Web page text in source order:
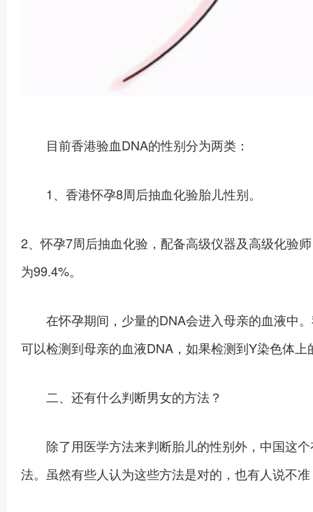
目前香港验血DNA的性别分为两类：
1、香港怀孕8周后抽血化验胎儿性别。
2、怀孕7周后抽血化验，配备高级仪器及高级化验
为99.4%。
在怀孕期间，少量的DNA会进入母亲的血液中。
可以检测到母亲的血液DNA，如果检测到Y染色体
二、还有什么判断男女的方法？
除了用医学方法来判断胎儿的性别外，中国这个
法。虽然有些人认为这些方法是对的，也有人说不